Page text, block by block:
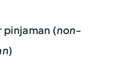
pinjaman (non-
)